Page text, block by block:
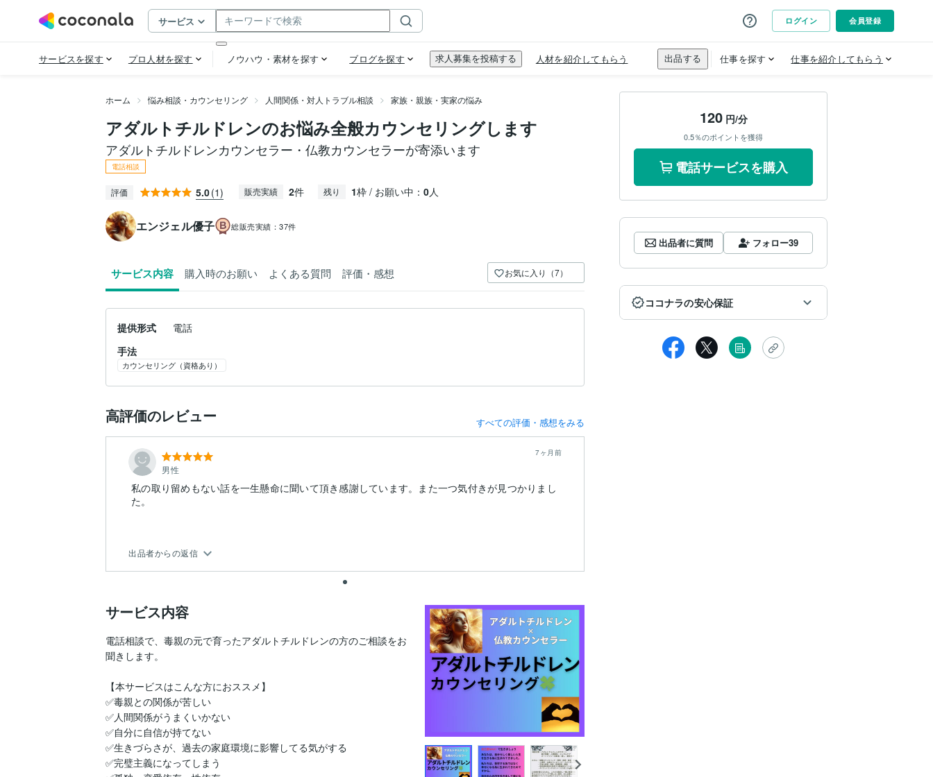
ホーム 悩み相談・カウンセリング 人間関係・対人トラブル相談 家族・親族・実家の悩み
アダルトチルドレンのお悩み全般カウンセリングします
アダルトチルドレンカウンセラー・仏教カウンセラーが寄添います
電話相談
評価 5.0(1) 販売実績 2件 残り 1枠 / お願い中： 0人
エンジェル優子 総販売実績：37件
サービス内容 購入時のお願い よくある質問 評価・感想 お気に入り（7）
提供形式
電話
手法
カウンセリング（資格あり）
高評価のレビュー すべての評価・感想をみる
男性
7ヶ月前
私の取り留めもない話を一生懸命に聞いて頂き感謝しています。また一つ気付きが見つかりまし
た。
出品者からの返信
サービス内容
電話相談で、毒親の元で育ったアダルトチルドレンの方のご相談をお
聞きします。
【本サービスはこんな方におススメ】
✅毒親との関係が苦しい
✅人間関係がうまくいかない
✅自分に自信が持てない
✅生きづらさが、過去の家庭環境に影響してる気がする
✅完璧主義になってしまう
120円/分
0.5％のポイントを獲得
電話サービスを購入
出品者に質問 フォロー39
ココナラの安心保証